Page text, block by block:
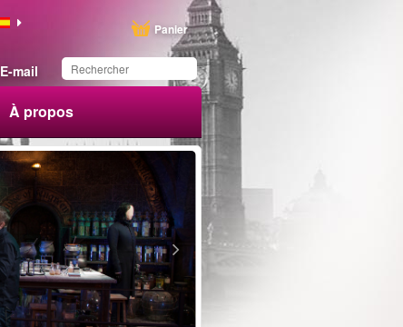
E-mail
Panier
À propos
Ce produit a été
sauvegardé dans votre